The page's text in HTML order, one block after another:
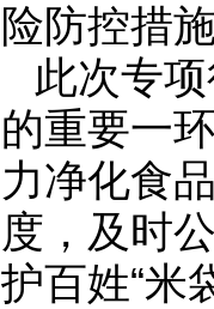
险防控措
此次专
的重要一
力净化食
度，及时
护百姓“米